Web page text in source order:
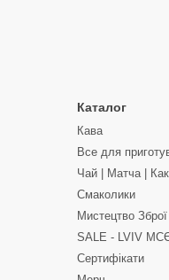
Каталог
Кава
Все для
Чай | Матча |
Смаколики
Мистецтво Зброї
SALE - LVIV
Сертифікати